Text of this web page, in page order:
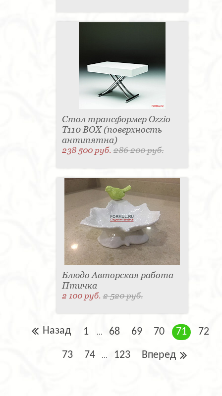
Стол трансформер Ozzio
T110 BOX (поверхность
антипятна)
238 500 руб.286 200 руб.
Блюдо Авторская работа
Птичка
2 100 руб.2 520 руб.
Назад 1 ... 68 69 70 71 72
73 74 ... 123 Вперед